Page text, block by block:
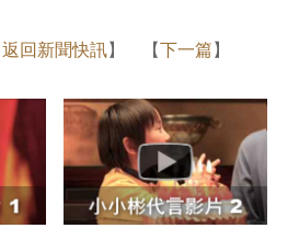
返回新聞快訊】 【下一篇 】